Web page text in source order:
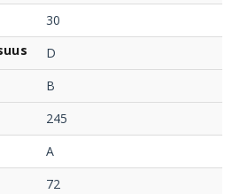
30
D
B
245
A
72